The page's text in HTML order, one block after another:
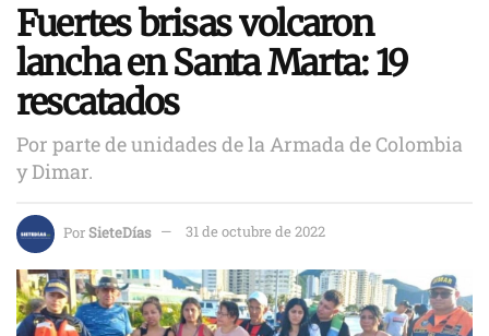
Fuertes brisas volcaron
lancha en Santa Marta: 19
rescatados
Por parte de unidades de la Armada de Colombia
y Dimar.
PorSieteDías 31 de octubre de 2022